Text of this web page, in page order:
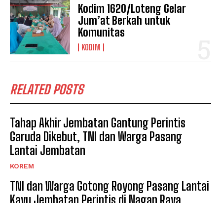
Kodim 1620/Loteng Gelar
Jum’at Berkah untuk
Komunitas
KODIM
RELATED POSTS
Tahap Akhir Jembatan Gantung Perintis
Garuda Dikebut, TNI dan Warga Pasang
Lantai Jembatan
KOREM
TNI dan Warga Gotong Royong Pasang Lantai
Kayu Jembatan Perintis di Nagan Raya